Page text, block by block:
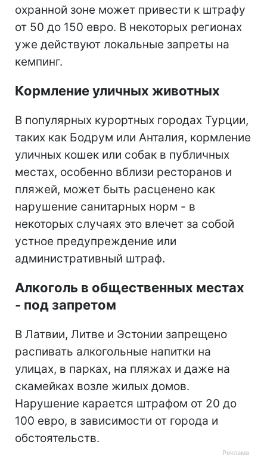
охранной зоне может привести к штрафу
от 50 до 150 евро. В некоторых регионах
уже действуют локальные запреты на
кемпинг.
Кормление уличных животных
В популярных курортных городах Турции,
таких как Бодрум или Анталия, кормление
уличных кошек или собак в публичных
местах, особенно вблизи ресторанов и
пляжей, может быть расценено как
нарушение санитарных норм - в
некоторых случаях это влечет за собой
устное предупреждение или
административный штраф.
Алкоголь в общественных местах
- под запретом
В Латвии, Литве и Эстонии запрещено
распивать алкогольные напитки на
улицах, в парках, на пляжах и даже на
скамейках возле жилых домов.
Нарушение карается штрафом от 20 до
100 евро, в зависимости от города и
обстоятельств.